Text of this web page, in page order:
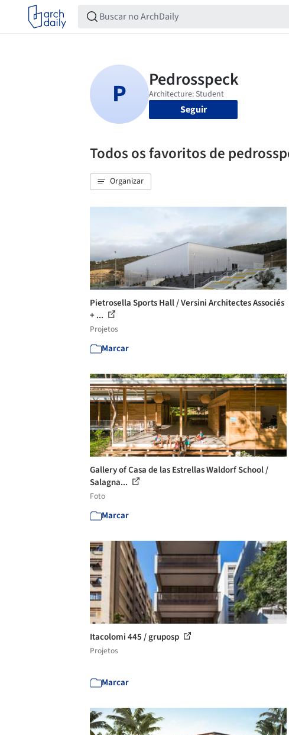
Seguir
Todos os favoritos de
Organizar
Pietrosella Sports Hall / Versini Architectes Associés
+ ...
Projetos
Marcar
Gallery of Casa de las Estrellas Waldorf School /
Salagna...
Foto
Marcar
Itacolomi 445 / gruposp
Projetos
Marcar